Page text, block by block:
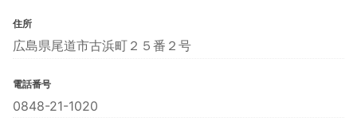
住所
広島県尾道市古浜町２５番２号
電話番号
0848-21-1020